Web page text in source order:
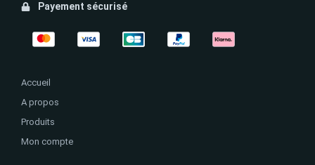
Payement sécurisé
Accueil
A propos
Produits
Mon compte